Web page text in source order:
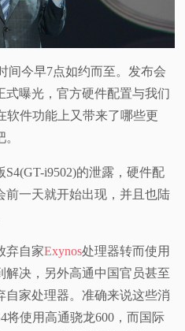
间今早7点如约而至。发布会
式曝光，官方硬件配置与我们
软件功能上又带来了哪些更
i9502)的泄露，硬件配
前一天就开始出现，并且也陆
弃自家Exynos处理器转而使用
解决，另外高通中国官员甚至
自家处理器。准确来说这些消
将使用高通骁龙600，而国际